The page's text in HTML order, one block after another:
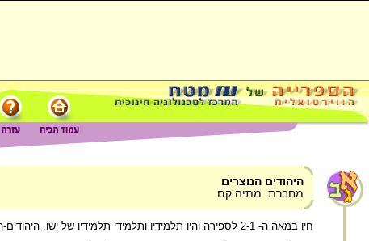
היהודים הנוצרים
מחברת: מתיה קם
חיו במאה ה- 2-1 לספירה והיו תלמידיו ותלמידי תלמידיו של ישו. היהודים-הנוצרים ראו את עצמם יהודים לכל דבר, וכך אף התייחסו אליהם - למרות ההסתייגות שהם עוררו בציבור היהודי.